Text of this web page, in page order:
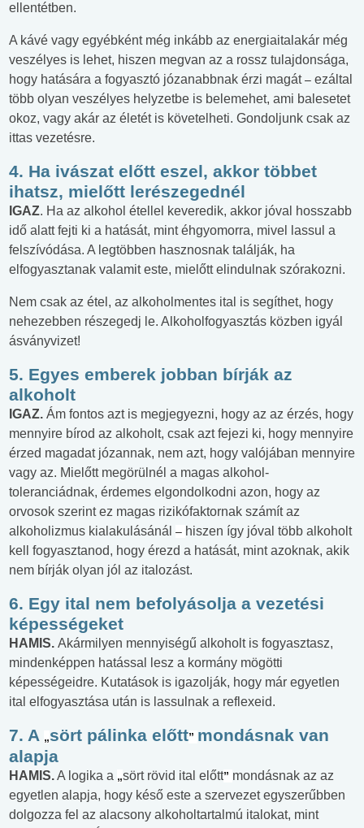
ellentétben.
A kávé vagy egyébként még inkább az energiaitalakár még
veszélyes is lehet, hiszen megvan az a rossz tulajdonsága,
hogy hatására a fogyasztó józanabbnak érzi magát– ezáltal
több olyan veszélyes helyzetbe is belemehet, ami balesetet
okoz, vagy akár az életét is követelheti. Gondoljunk csak az
ittas vezetésre.
4. Ha ivászat előtt eszel, akkor többet
ihatsz, mielőtt lerészegednél
IGAZ. Ha az alkohol étellel keveredik, akkor jóval hosszabb
idő alatt fejti ki a hatását, mint éhgyomorra, mivel lassul a
felszívódása. A legtöbben hasznosnak találják, ha
elfogyasztanak valamit este, mielőtt elindulnak szórakozni.
Nem csak az étel, az alkoholmentes ital is segíthet, hogy
nehezebben részegedj le. Alkoholfogyasztás közben igyál
ásványvizet!
5. Egyes emberek jobban bírják az
alkoholt
IGAZ. Ám fontos azt is megjegyezni, hogy az az érzés, hogy
mennyire bírod az alkoholt, csak azt fejezi ki, hogy mennyire
érzed magadat józannak, nem azt, hogy valójában mennyire
vagy az. Mielőtt megörülnél a magas alkohol-
toleranciádnak, érdemes elgondolkodni azon, hogy az
orvosok szerint ez magas rizikófaktornak számít az
alkoholizmus kialakulásánál – hiszen így jóval több alkoholt
kell fogyasztanod, hogy érezd a hatását, mint azoknak, akik
nem bírják olyan jól az italozást.
6. Egy ital nem befolyásolja a vezetési
képességeket
HAMIS. Akármilyen mennyiségű alkoholt is fogyasztasz,
mindenképpen hatással lesz a kormány mögötti
képességeidre. Kutatások is igazolják, hogy már egyetlen
ital elfogyasztása után is lassulnak a reflexeid.
7. A „sört pálinka előtt” mondásnak van
alapja
HAMIS.A logika a „sört rövid ital előtt” mondásnak az az
egyetlen alapja, hogy késő este a szervezet egyszerűbben
dolgozza fel az alacsony alkoholtartalmú italokat, mint